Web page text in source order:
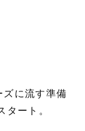
に流す準備
ート。